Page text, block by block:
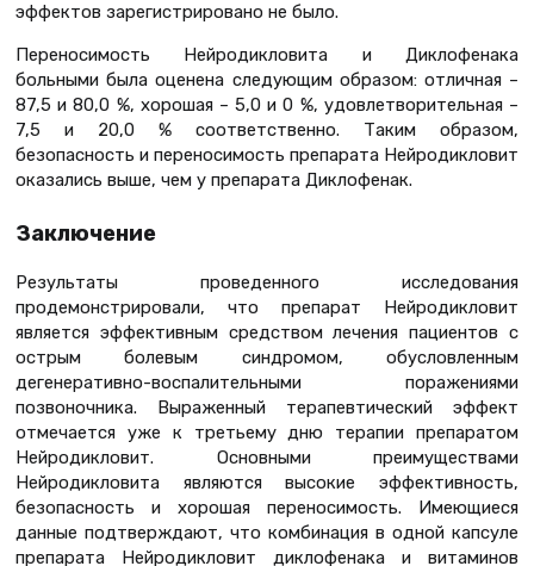
эффектов зарегистрировано не было.
Переносимость Нейродикловита и Диклофенака
больными была оценена следующим образом: отличная –
87,5 и 80,0 %, хорошая – 5,0 и 0 %, удовлетворительная –
7,5 и 20,0 % соответственно. Таким образом,
безопасность и переносимость препарата Нейродикловит
оказались выше, чем у препарата Диклофенак.
Заключение
Результаты проведенного исследования
продемонстрировали, что препарат Нейродикловит
является эффективным средством лечения пациентов с
острым болевым синдромом, обусловленным
дегенеративно-воспалительными поражениями
позвоночника. Выраженный терапевтический эффект
отмечается уже к третьему дню терапии препаратом
Нейродикловит. Основными преимуществами
Нейродикловита являются высокие эффективность,
безопасность и хорошая переносимость. Имеющиеся
данные подтверждают, что комбинация в одной капсуле
препарата Нейродикловит диклофенака и витаминов